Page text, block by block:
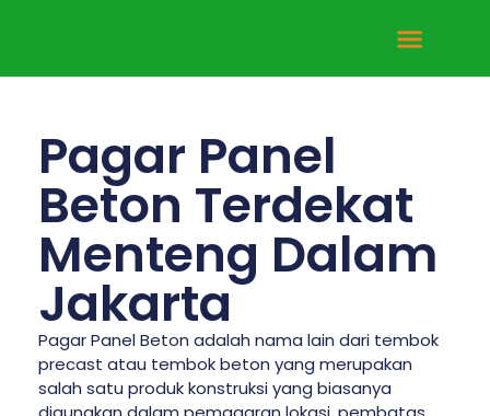
Pagar Panel
Beton Terdekat
Menteng Dalam
Jakarta
Pagar Panel Beton adalah nama lain dari tembok
precast atau tembok beton yang merupakan
salah satu produk konstruksi yang biasanya